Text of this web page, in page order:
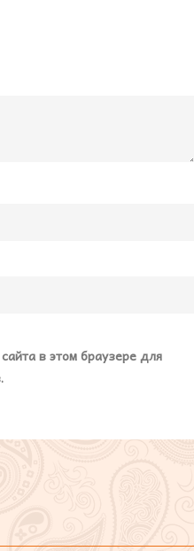
в этом браузере для